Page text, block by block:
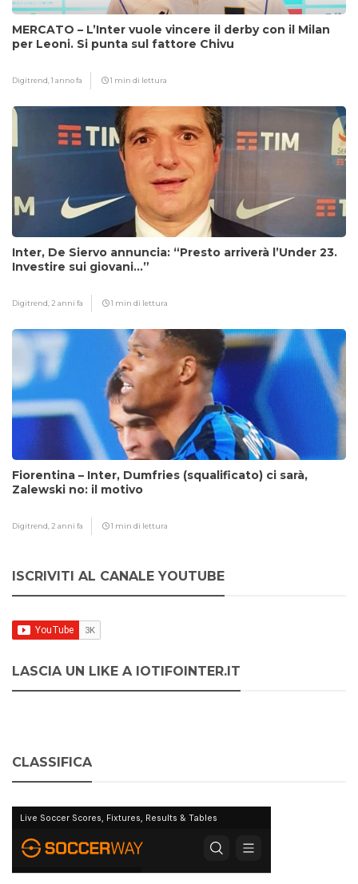
MERCATO – L’Inter vuole vincere il derby con il Milan
per Leoni. Si punta sul fattore Chivu
Digitrend,1 anno fa 1 min di lettura
Inter, De Siervo annuncia: “Presto arriverà l’Under 23.
Investire sui giovani…”
Digitrend, 2 anni fa 1 min di lettura
Fiorentina – Inter, Dumfries (squalificato) ci sarà,
Zalewski no: il motivo
Digitrend, 2 anni fa 1 min di lettura
ISCRIVITI AL CANALE YOUTUBE
LASCIA UN LIKE A IOTIFOINTER.IT
CLASSIFICA